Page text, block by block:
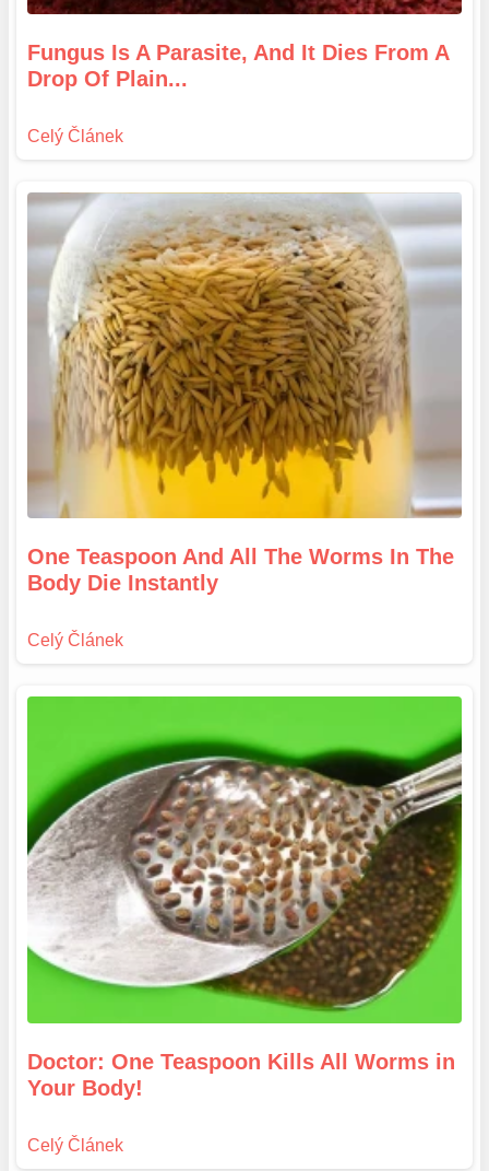
Fungus Is A Parasite, And It Dies From A
Drop Of Plain...
One Teaspoon And All The Worms In The
Body Die Instantly
Doctor: One Teaspoon Kills All Worms in
Your Body!